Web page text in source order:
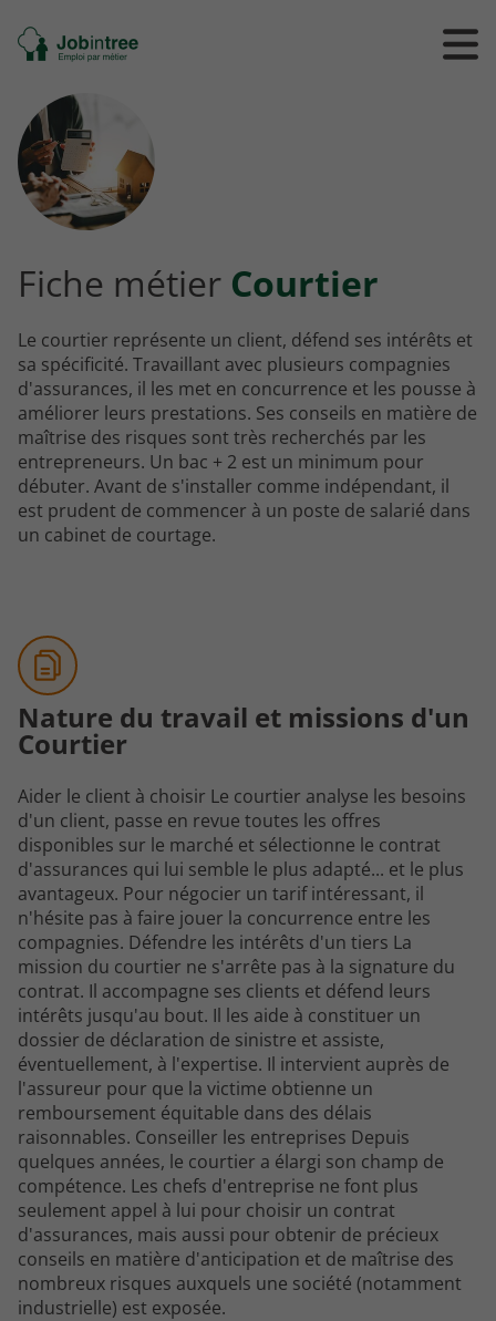
Se
rendre
l'accueil
Ouvrir
/
Fiche métier Courtier
Le courtier représente un client, défend ses intérêts et
sa spécificité. Travaillant avec plusieurs compagnies
d'assurances, il les met en concurrence et les pousse à
améliorer leurs prestations. Ses conseils en matière de
maîtrise des risques sont très recherchés par les
entrepreneurs. Un bac + 2 est un minimum pour
débuter. Avant de s'installer comme indépendant, il
est prudent de commencer à un poste de salarié dans
un cabinet de courtage.
Nature du travail et missions d'un
Courtier
Aider le client à choisir Le courtier analyse les besoins
d'un client, passe en revue toutes les offres
disponibles sur le marché et sélectionne le contrat
d'assurances qui lui semble le plus adapté... et le plus
avantageux. Pour négocier un tarif intéressant, il
n'hésite pas à faire jouer la concurrence entre les
compagnies. Défendre les intérêts d'un tiers La
mission du courtier ne s'arrête pas à la signature du
contrat. Il accompagne ses clients et défend leurs
intérêts jusqu'au bout. Il les aide à constituer un
dossier de déclaration de sinistre et assiste,
éventuellement, à l'expertise. Il intervient auprès de
l'assureur pour que la victime obtienne un
remboursement équitable dans des délais
raisonnables. Conseiller les entreprises Depuis
quelques années, le courtier a élargi son champ de
compétence. Les chefs d'entreprise ne font plus
seulement appel à lui pour choisir un contrat
d'assurances, mais aussi pour obtenir de précieux
conseils en matière d'anticipation et de maîtrise des
nombreux risques auxquels une société (notamment
industrielle) est exposée.